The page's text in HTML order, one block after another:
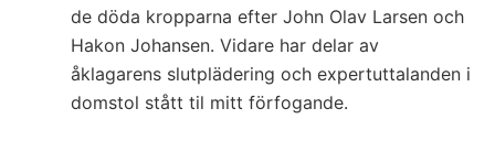
de döda kropparna efter John Olav Larsen och
Hakon Johansen. Vidare har delar av
åklagarens slutplädering och expertuttalanden i
domstol stått til mitt förfogande.